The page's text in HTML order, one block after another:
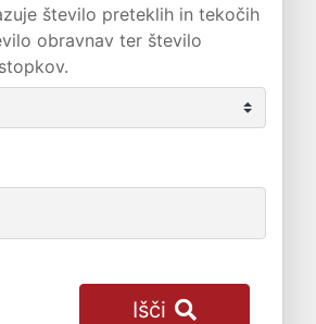
število preteklih in tekočih
obravnav ter število
Išči